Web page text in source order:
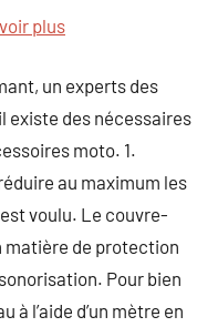
plus
un experts des
existe des nécessaires
moto. 1.
au maximum les
voulu. Le couvre-
matière de protection
Pour bien
à l’aide d’un mètre en